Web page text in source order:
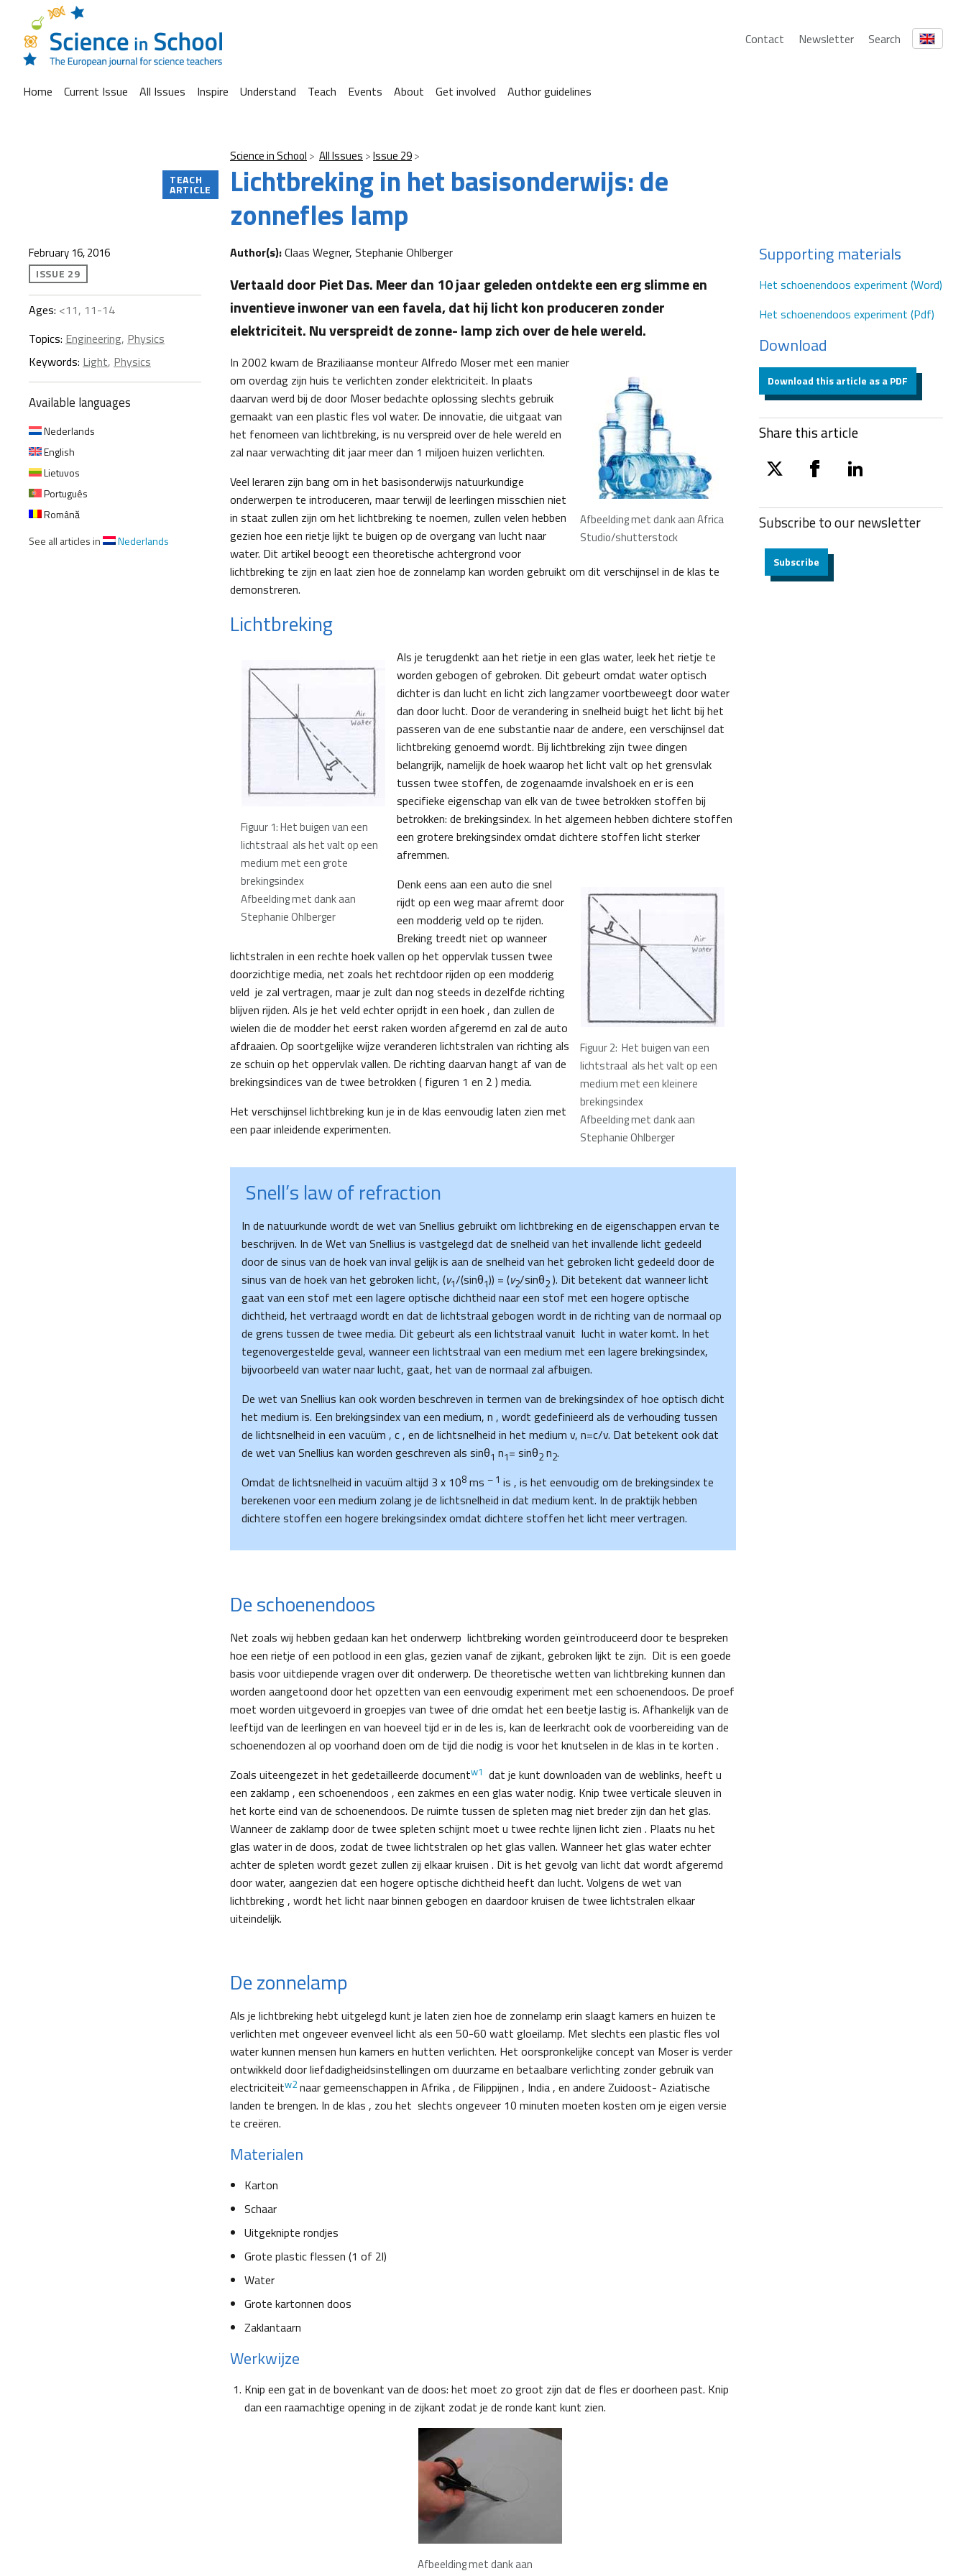
Contact Newsletter Search
Home Current Issue All Issues Inspire Understand Teach Events About Get involved Author guidelines
Science in School All Issues Issue 29
Lichtbreking in het basisonderwijs: de
zonnefles lamp
TEACH
ARTICLE
February 16, 2016
ISSUE 29
Ages: <11, 11-14
Topics: Engineering, Physics
Keywords: Light, Physics
Available languages
Nederlands
English
Lietuvos
Português
Română
See all articles in
Nederlands
Author(s):Claas Wegner, Stephanie Ohlberger
Vertaald door Piet Das. Meer dan 10 jaar geleden ontdekte een erg slimme en
inventieve inwoner van een favela, dat hij licht kon produceren zonder
elektriciteit. Nu verspreidt de zonne- lamp zich over de hele wereld.
Afbeelding met dank aan Africa
Studio/shutterstock
In 2002 kwam de Braziliaanse monteur Alfredo Moser met een manier
om overdag zijn huis te verlichten zonder elektriciteit. In plaats
daarvan werd bij de door Moser bedachte oplossing slechts gebruik
gemaakt van een plastic fles vol water. De innovatie, die uitgaat van
het fenomeen van lichtbreking, is nu verspreid over de hele wereld en
zal naar verwachting dit jaar meer dan 1 miljoen huizen verlichten.
Veel leraren zijn bang om in het basisonderwijs natuurkundige
onderwerpen te introduceren, maar terwijl de leerlingen misschien niet
in staat zullen zijn om het lichtbreking te noemen, zullen velen hebben
gezien hoe een rietje lijkt te buigen op de overgang van lucht naar
water. Dit artikel beoogt een theoretische achtergrond voor
lichtbreking te zijn en laat zien hoe de zonnelamp kan worden gebruikt om dit verschijnsel in de klas te
demonstreren.
Lichtbreking
Figuur 1: Het buigen van een
lichtstraal als het valt op een
medium met een grote
brekingsindex
Afbeelding met dank aan
Stephanie Ohlberger
Als je terugdenkt aan het rietje in een glas water, leek het rietje te
worden gebogen of gebroken. Dit gebeurt omdat water optisch
dichter is dan lucht en licht zich langzamer voortbeweegt door water
dan door lucht. Door de verandering in snelheid buigt het licht bij het
passeren van de ene substantie naar de andere, een verschijnsel dat
lichtbreking genoemd wordt. Bij lichtbreking zijn twee dingen
belangrijk, namelijk de hoek waarop het licht valt op het grensvlak
tussen twee stoffen, de zogenaamde invalshoek en er is een
specifieke eigenschap van elk van de twee betrokken stoffen bij
betrokken: de brekingsindex. In het algemeen hebben dichtere stoffen
een grotere brekingsindex omdat dichtere stoffen licht sterker
afremmen.
Figuur 2: Het buigen van een
lichtstraal als het valt op een
medium met een kleinere
brekingsindex
Afbeelding met dank aan
Stephanie Ohlberger
Denk eens aan een auto die snel
rijdt op een weg maar afremt ​​door
een modderig veld op te rijden.
Breking treedt niet op wanneer
lichtstralen in een rechte hoek vallen op het oppervlak tussen twee
doorzichtige media, net zoals het rechtdoor rijden op een modderig
veld je zal vertragen, maar je zult dan nog steeds in dezelfde richting
blijven rijden. Als je het veld echter oprijdt in een hoek , dan zullen de
wielen die de modder het eerst raken worden afgeremd en zal de auto
afdraaien. Op soortgelijke wijze veranderen lichtstralen van richting als
ze schuin op het oppervlak vallen. De richting daarvan hangt af van de
brekingsindices van de twee betrokken ( figuren 1 en 2 ) media.
Het verschijnsel lichtbreking kun je in de klas eenvoudig laten zien met
een paar inleidende experimenten.
Snell’s law of refraction
In de natuurkunde wordt de wet van Snellius gebruikt om lichtbreking en de eigenschappen ervan te
beschrijven. In de Wet van Snellius is vastgelegd dat de snelheid van het invallende licht gedeeld
door de sinus van de hoek van inval gelijk is aan de snelheid van het gebroken licht gedeeld door de
sinus van de hoek van het gebroken licht, (v1/(sinθ1)) = (v2/sinθ2 ). Dit betekent dat wanneer licht
gaat van een stof met een lagere optische dichtheid naar een stof met een hogere optische
dichtheid, het vertraagd wordt en dat de lichtstraal gebogen wordt in de richting van de normaal op
de grens tussen de twee media. Dit gebeurt als een lichtstraal vanuit lucht in water komt. In het
tegenovergestelde geval, wanneer een lichtstraal van een medium met een lagere brekingsindex,
bijvoorbeeld van water naar lucht, gaat, het van de normaal zal afbuigen.
De wet van Snellius kan ook worden beschreven in termen van de brekingsindex of hoe optisch dicht
het medium is. Een brekingsindex van een medium, n , wordt gedefinieerd als de verhouding tussen
de lichtsnelheid in een vacuüm , c , en de lichtsnelheid in het medium v, n=c/v. Dat betekent ook dat
de wet van Snellius kan worden geschreven als sinθ1 n1= sinθ2 n2.
Omdat de lichtsnelheid in vacuüm altijd 3 x 108 ms – 1 is , is het eenvoudig om de brekingsindex te
berekenen voor een medium zolang je de lichtsnelheid in dat medium kent. In de praktijk hebben
dichtere stoffen een hogere brekingsindex omdat dichtere stoffen het licht meer vertragen.
De schoenendoos
Net zoals wij hebben gedaan kan het onderwerp lichtbreking worden geïntroduceerd door te bespreken
hoe een rietje of een potlood in een glas, gezien vanaf de zijkant, gebroken lijkt te zijn. Dit is een goede
basis voor uitdiepende vragen over dit onderwerp. De theoretische wetten van lichtbreking kunnen dan
worden aangetoond door het opzetten van een eenvoudig experiment met een schoenendoos. De proef
moet worden uitgevoerd in groepjes van twee of drie omdat het een beetje lastig is. Afhankelijk van de
leeftijd van de leerlingen en van hoeveel tijd er in de les is, kan de leerkracht ook de voorbereiding van de
schoenendozen al op voorhand doen om de tijd die nodig is voor het knutselen in de klas in te korten .
Zoals uiteengezet in het gedetailleerde documentw1 dat je kunt downloaden van de weblinks, heeft u
een zaklamp , een schoenendoos , een zakmes en een glas water nodig. Knip twee verticale sleuven in
het korte eind van de schoenendoos. De ruimte tussen de spleten mag niet breder zijn dan het glas.
Wanneer de zaklamp door de twee spleten schijnt moet u twee rechte lijnen licht zien . Plaats nu het
glas water in de doos, zodat de twee lichtstralen op het glas vallen. Wanneer het glas water echter
achter de spleten wordt gezet zullen zij elkaar kruisen . Dit is het gevolg van licht dat wordt afgeremd
door water, aangezien dat een hogere optische dichtheid heeft dan lucht. Volgens de wet van
lichtbreking , wordt het licht naar binnen gebogen en daardoor kruisen de twee lichtstralen elkaar
uiteindelijk.
De zonnelamp
Als je lichtbreking hebt uitgelegd kunt je laten zien hoe de zonnelamp erin slaagt kamers en huizen te
verlichten met ongeveer evenveel licht als een 50-60 watt gloeilamp. Met slechts een plastic fles vol
water kunnen mensen hun kamers en hutten verlichten. Het oorspronkelijke concept van Moser is verder
ontwikkeld door liefdadigheidsinstellingen om duurzame en betaalbare verlichting zonder gebruik van
electriciteitw2naar gemeenschappen in Afrika , de Filippijnen , India , en andere Zuidoost- Aziatische
landen te brengen. In de klas , zou het slechts ongeveer 10 minuten moeten kosten om je eigen versie
te creëren.
Materialen
Karton
Schaar
Uitgeknipte rondjes
Grote plastic flessen (1 of 2l)
Water
Grote kartonnen doos
Zaklantaarn
Werkwijze
Knip een gat in de bovenkant van de doos: het moet zo groot zijn dat de fles er doorheen past. Knip
dan een raamachtige opening in de zijkant zodat je de ronde kant kunt zien.
Afbeelding met dank aan
Supporting materials
Het schoenendoos experiment (Word)
Het schoenendoos experiment (Pdf)
Download
Download this article as a PDF
Share this article
twitter facebooklinkedin
Subscribe to ournewsletter
Subscribe